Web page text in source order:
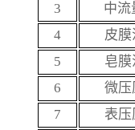
3
中流
4
皮
5 皂
6
微压
7
表